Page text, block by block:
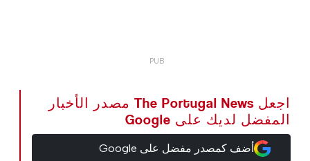
اجعل The Portugal News مصدر الأخبار
المفضل لديك على Google
أضف كمصدر مفضل على Google